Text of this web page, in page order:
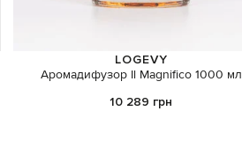
LOGEVY
Аромадифузор Il Magnifico 1000 мл
10 289 грн